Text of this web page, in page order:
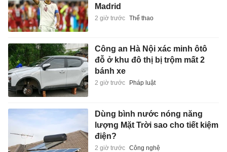
Madrid
2 giờ trước Thể thao
Công an Hà Nội xác minh ôtô
đỗ ở khu đô thị bị trộm mất 2
bánh xe
2 giờ trước Pháp luật
Dùng bình nước nóng năng
lượng Mặt Trời sao cho tiết kiệm
điện?
2 giờ trước Công nghệ